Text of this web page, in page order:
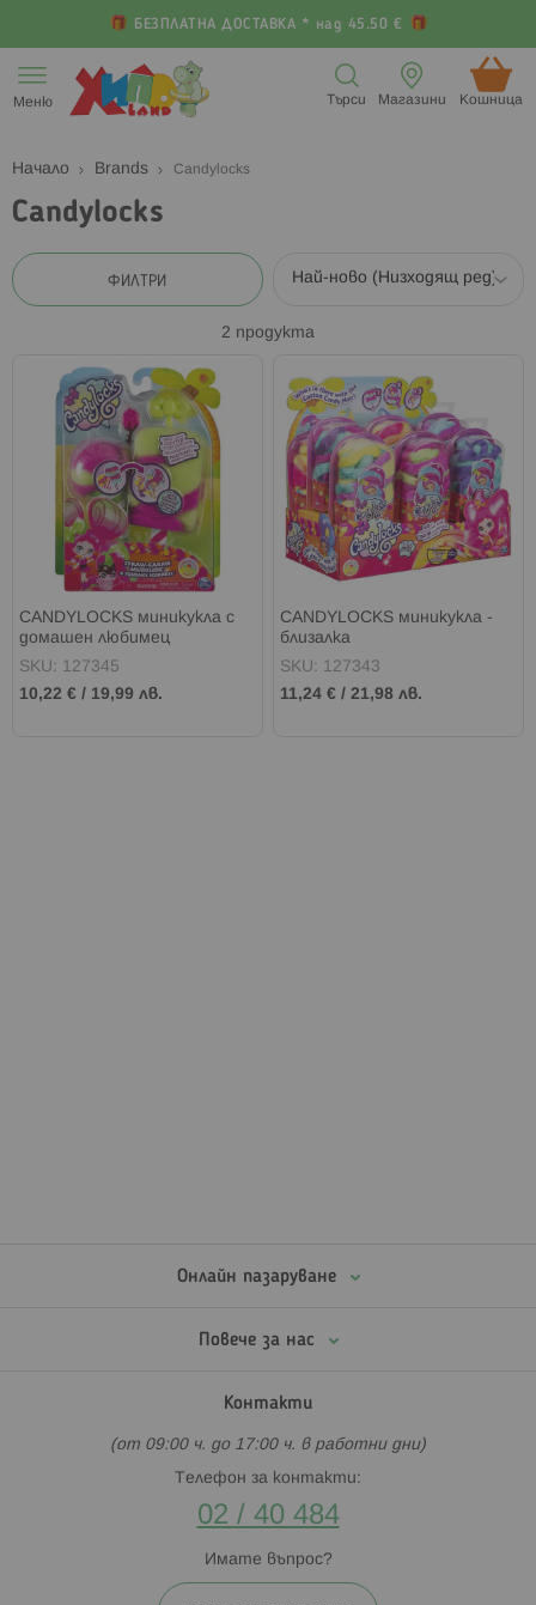
БЕЗПЛАТНА ДОСТАВКА * над 45.50 €
към
съдържанието
Меню Кошница (
Магазини
Търси
Начало Brands Candylocks
Candylocks
ФИЛТРИ
2 продукта
CANDYLOCKS миникукла с
домашен любимец
SKU: 127345
10,22 € / 19,99 лв.
CANDYLOCKS миникукла -
близалка
SKU: 127343
11,24 € /21,98 лв.
Онлайн пазаруване
Повече за нас
Контакти
(от 09:00 ч. до 17:00 ч. в работни дни)
Телефон за контакти:
02 / 40 484
Имате въпрос?